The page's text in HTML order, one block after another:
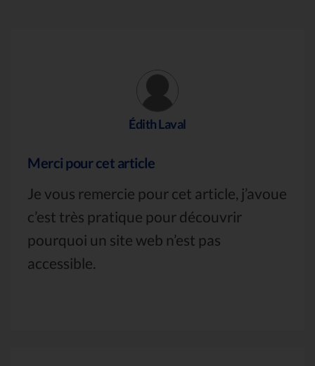
Édith Laval
Merci pour cet article
Je vous remercie pour cet article, j’avoue
c’est très pratique pour découvrir
pourquoi un site web n’est pas
accessible.